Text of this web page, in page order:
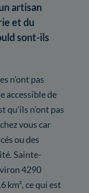
artisan
et du
sont-ils
n'ont pas
accessible de
qu'ils n'ont pas
vous car
ou des
Sainte-
4290
km², ce qui est